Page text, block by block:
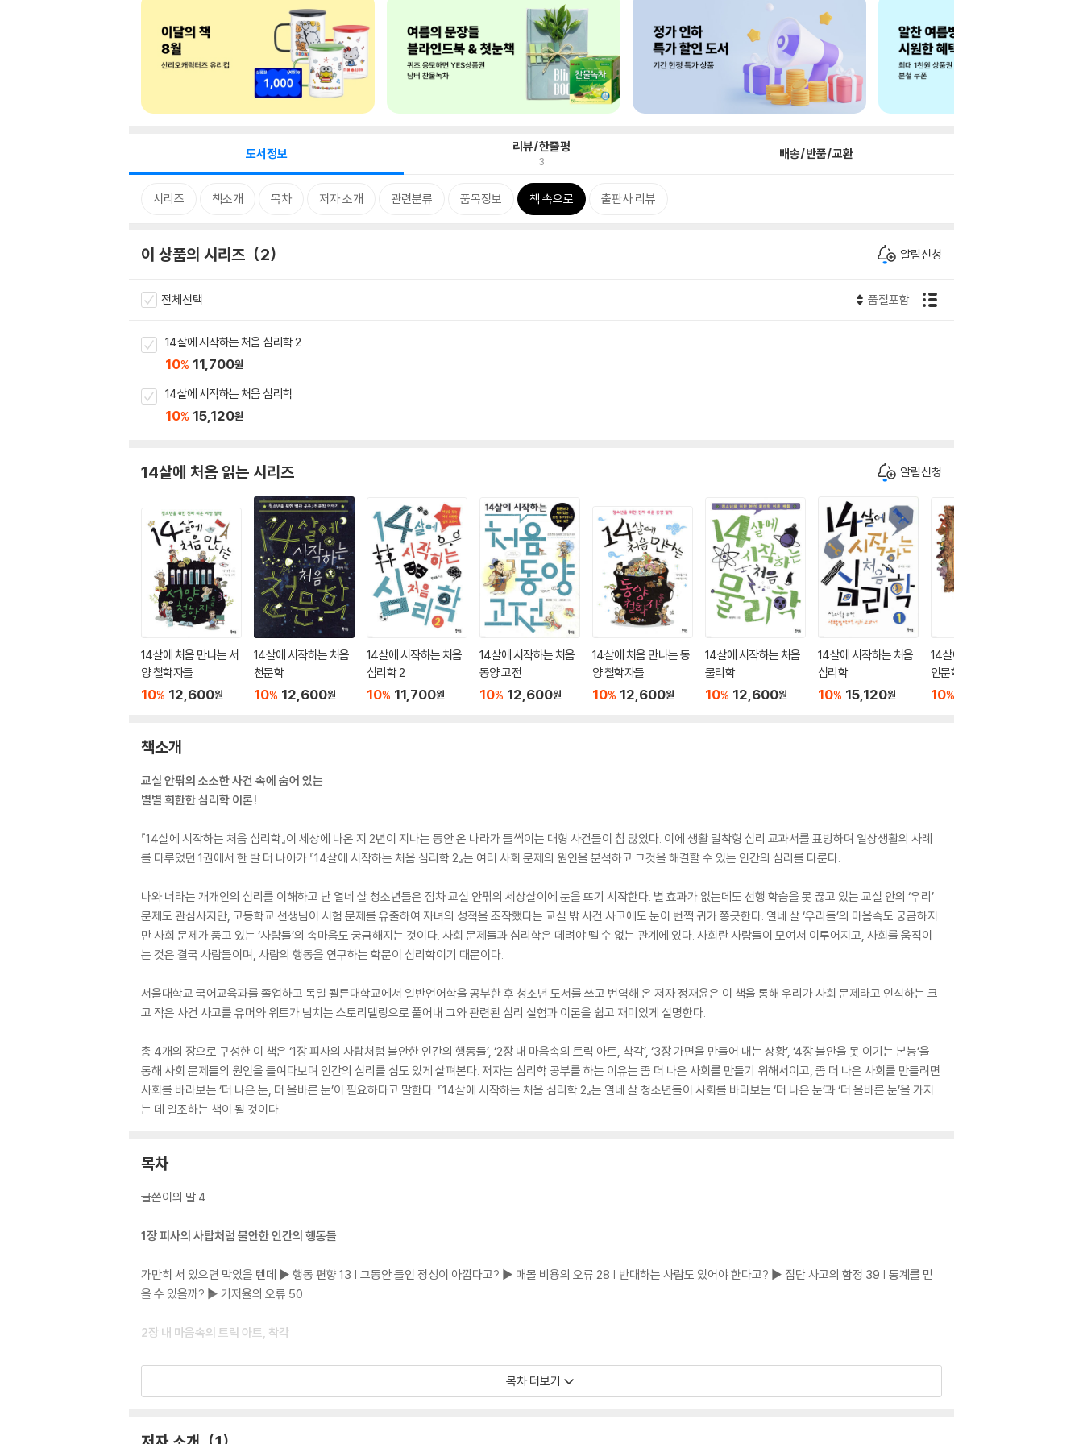
도서정보 리뷰/한줄평
3 배송/반품/교환
시리즈 책소개 목차 저자 소개 관련분류 품목정보 책 속으로 출판사 리뷰
이 상품의 시리즈 2 알림신청
전체선택 품절포함
14살에 시작하는 처음 심리학 2
10% 11,700원
14살에 시작하는 처음 심리학
10% 15,120원
14살에 처음 읽는 시리즈 알림신청
14살에 처음 만나는 서
양 철학자들
10% 12,600원
14살에 시작하는 처음
천문학
10% 12,600원
14살에 시작하는 처음
심리학 2
10% 11,700원
14살에 시작하는 처음
동양 고전
10% 12,600원
14살에 처음 만나는 동
양 철학자들
10% 12,600원
14살에 시작하는 처음
물리학
10% 12,600원
14살에 시작하는 처음
심리학
10% 15,120원
14살에 시작하는 처음
인문학
10%
책소개
교실 안팎의 소소한 사건 속에 숨어 있는
별별 희한한 심리학 이론!
『14살에 시작하는 처음 심리학』이 세상에 나온 지 2년이 지나는 동안 온 나라가 들썩이는 대형 사건들이 참 많았다. 이에 생활 밀착형 심리 교과서를 표방하며 일상생활의 사례
를 다루었던 1권에서 한 발 더 나아가 『14살에 시작하는 처음 심리학 2』는 여러 사회 문제의 원인을 분석하고 그것을 해결할 수 있는 인간의 심리를 다룬다.
나와 너라는 개개인의 심리를 이해하고 난 열네 살 청소년들은 점차 교실 안팎의 세상살이에 눈을 뜨기 시작한다. 별 효과가 없는데도 선행 학습을 못 끊고 있는 교실 안의 ‘우리’
문제도 관심사지만, 고등학교 선생님이 시험 문제를 유출하여 자녀의 성적을 조작했다는 교실 밖 사건 사고에도 눈이 번쩍 귀가 쫑긋한다. 열네 살 ‘우리들’의 마음속도 궁금하지
만 사회 문제가 품고 있는 ‘사람들’의 속마음도 궁금해지는 것이다. 사회 문제들과 심리학은 떼려야 뗄 수 없는 관계에 있다. 사회란 사람들이 모여서 이루어지고, 사회를 움직이
는 것은 결국 사람들이며, 사람의 행동을 연구하는 학문이 심리학이기 때문이다.
서울대학교 국어교육과를 졸업하고 독일 쾰른대학교에서 일반언어학을 공부한 후 청소년 도서를 쓰고 번역해 온 저자 정재윤은 이 책을 통해 우리가 사회 문제라고 인식하는 크
고 작은 사건 사고를 유머와 위트가 넘치는 스토리텔링으로 풀어내 그와 관련된 심리 실험과 이론을 쉽고 재미있게 설명한다.
총 4개의 장으로 구성한 이 책은 ‘1장 피사의 사탑처럼 불안한 인간의 행동들’, ‘2장 내 마음속의 트릭 아트, 착각’, ‘3장 가면을 만들어 내는 상황’, ‘4장 불안을 못 이기는 본능’을
통해 사회 문제들의 원인을 들여다보며 인간의 심리를 심도 있게 살펴본다. 저자는 심리학 공부를 하는 이유는 좀 더 나은 사회를 만들기 위해서이고, 좀 더 나은 사회를 만들려면
사회를 바라보는 ‘더 나은 눈, 더 올바른 눈’이 필요하다고 말한다. 『14살에 시작하는 처음 심리학 2』는 열네 살 청소년들이 사회를 바라보는 ‘더 나은 눈’과 ‘더 올바른 눈’을 가지
는 데 일조하는 책이 될 것이다.
목차
글쓴이의 말 4
1장 피사의 사탑처럼 불안한 인간의 행동들
가만히 서 있으면 막았을 텐데 ▶ 행동 편향 13 | 그동안 들인 정성이 아깝다고? ▶ 매몰 비용의 오류 28 | 반대하는 사람도 있어야 한다고? ▶ 집단 사고의 함정 39 | 통계를 믿
을 수 있을까? ▶ 기저율의 오류 50
2장 내 마음속의 트릭 아트, 착각
아 다르고 어 다르다 ▶ 프레이밍 효과 69 | 옷을 못 입는다고 일도 못하나요? ▶ 후광 효과 83 | 같은 것도 달라 보인다 ▶ 대조 효과 91 | 로또는 자동 당첨자가 더 많다 ▶ 통제
목차 더보기